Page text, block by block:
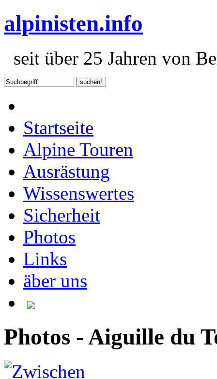
alpinisten.info
seit über 25 Jahren von
Startseite
Alpine Touren
Ausrästung
Wissenswertes
Sicherheit
Photos
Links
äber uns
Photos - Aiguille du